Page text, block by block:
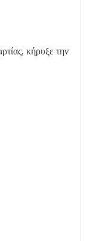
κήρυξε την